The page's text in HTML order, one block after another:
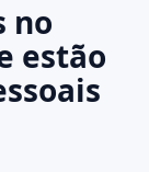
fechar.
no
estão